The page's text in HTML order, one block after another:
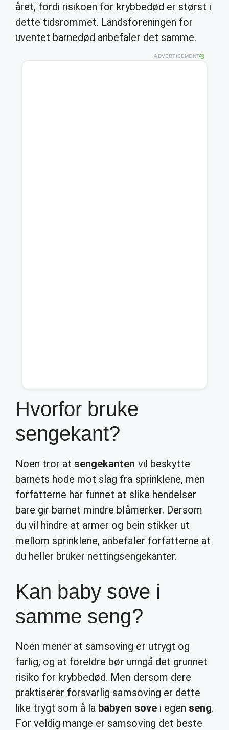
året, fordi risikoen for krybbedød er størst i
dette tidsrommet. Landsforeningen for
uventet barnedød anbefaler det samme.
ADVERTISEMENT
Hvorfor bruke
sengekant?
Noen tror at sengekanten vil beskytte
barnets hode mot slag fra sprinklene, men
forfatterne har funnet at slike hendelser
bare gir barnet mindre blåmerker. Dersom
du vil hindre at armer og bein stikker ut
mellom sprinklene, anbefaler forfatterne at
du heller bruker nettingsengekanter.
Kan baby sove i
samme seng?
Noen mener at samsoving er utrygt og
farlig, og at foreldre bør unngå det grunnet
risiko for krybbedød. Men dersom dere
praktiserer forsvarlig samsoving er dette
like trygt som å la babyen sovei egen seng.
For veldig mange er samsoving det beste